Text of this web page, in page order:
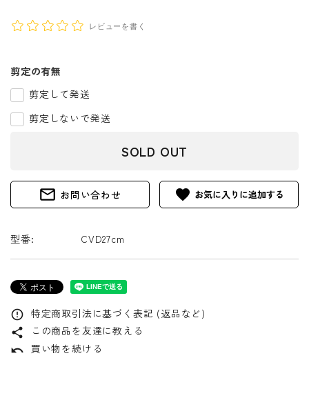
レビューを書く
剪定の有無
剪定して発送
剪定しないで発送
SOLD OUT
mail_outline お問い合わせ favorite
型番: CVD27cm
error_outline 特定商取引法に基づく表記 (返品など)
share
この商品を友達に教える
undo 買い物を続ける